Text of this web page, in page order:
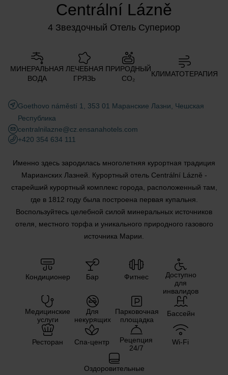
Centrální Lázně
4 Звездочный Отель Супериор
МИНЕРАЛЬНАЯ
ВОДА
ЛЕЧЕБНАЯ
ГРЯЗЬ
ПРИРОДНЫЙ
CO₂
КЛИМАТОТЕРАПИЯ
Goethovo náměstí 1, 353 01 Маранские Лазни, Чешская
Республика
centralnilazne@cz.ensanahotels.com
+420 354 634 111
Именно здесь зародилась многолетняя курортная традиция
Марианских Лазней. Курортный отель Centrální Lázně -
старейший курортный комплекс города, расположенный там,
где в 1812 году была построена первая купальня.
Воспользуйтесь целебной силой минеральных источников
отеля, местного торфа и уникального природного газового
источника Марии.
Кондиционер Бар Фитнес
Доступно
для
инвалидов
Медицинские
услуги
Для
некурящих
Парковочная
площадка
Бассейн
Ресторан Спа-центр
Pецепция
24/7
Wi-Fi
Оздоровительные